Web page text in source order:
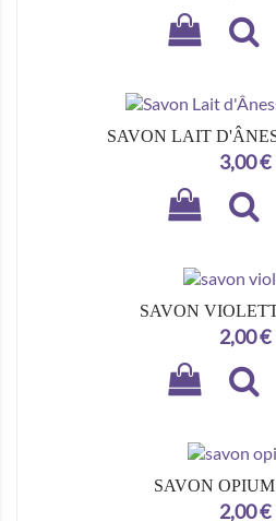
SAVON LAIT
Prix
3,00 €
SAVON
Prix
2,00 €
SAVON OPIUM
Prix
2,00 €